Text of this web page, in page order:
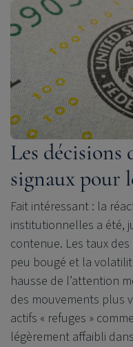
Les décisions
signaux pour
Fait intéressant : la
institutionnelles a été,
contenue. Les taux
peu bougé et la
hausse de l’attention
des mouvements plus
actifs « refuges »
légèrement affaibli